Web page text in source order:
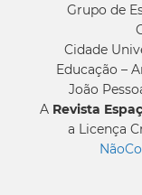
Grupo de
Cidade
Educação –
João
A Revista
a Licença